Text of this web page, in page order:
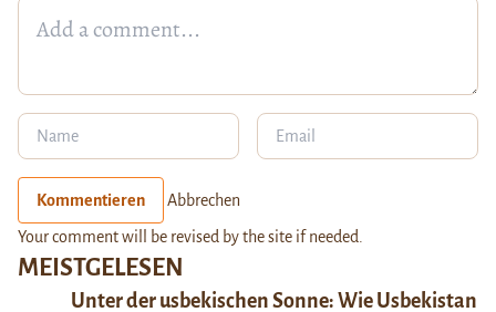
MEISTGELESEN
Unter der usbekischen Sonne: Wie Usbekistan
Kommentieren Abbrechen
Your comment will be revised by the site if needed.